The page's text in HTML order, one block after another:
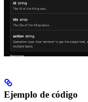
Ejemplo de código